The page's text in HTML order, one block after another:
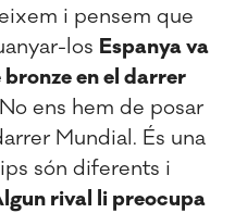
i pensem que
los Espanya va
en el darrer
No ens hem de posar
Mundial. És una
són diferents i
rival li preocupa